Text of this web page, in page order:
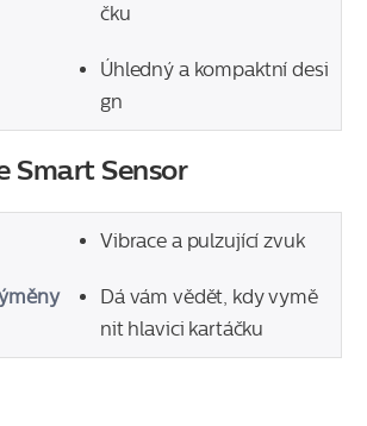
čku
Úhledný a kompaktní desi
gn
Smart Sensor
Vibrace a pulzující zvuk
Dá vám vědět, kdy vymě
nit hlavici kartáčku